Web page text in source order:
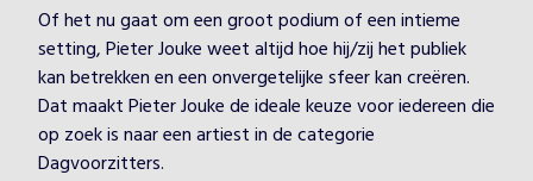
Of het nu gaat om een groot podium of een intieme
setting, Pieter Jouke weet altijd hoe hij/zij het publiek
kan betrekken en een onvergetelijke sfeer kan creëren.
Dat maakt Pieter Jouke de ideale keuze voor iedereen die
op zoek is naar een artiest in de categorie
Dagvoorzitters.